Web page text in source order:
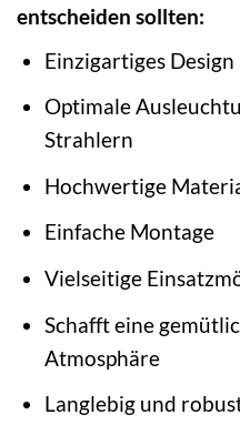
entscheiden sollten:
Einzigartiges
Optimale
Strahlern
Hochwertige
Einfache Montage
Vielseitige
Schafft eine
Atmosphäre
Langlebig und